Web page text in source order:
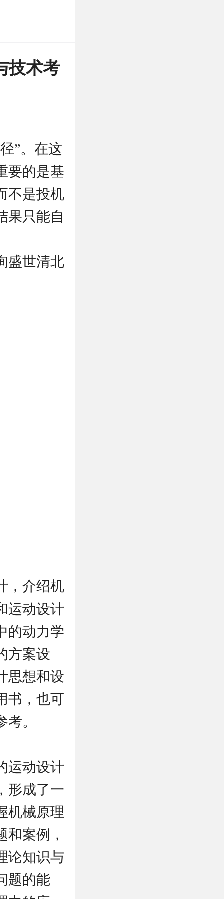
技术考
”。在这
要的是基
不是投机
果只能自
盛世清北
，介绍机
运动设计
的动力学
方案设
思想和设
书，也可
。
运动设计
形成了一
机械原理
案例，
论知识与
题的能